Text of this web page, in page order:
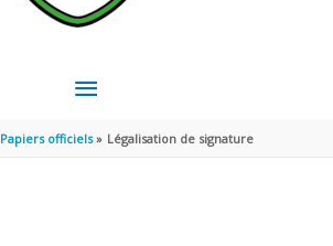
MENU
PRINCIPAL
Papiers officiels Légalisation de signature